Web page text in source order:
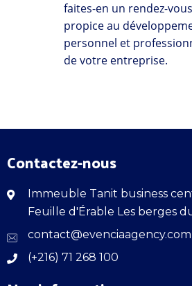
faites-en un rendez-
propice au
personnel et
de votre entreprise.
Contactez-nous
Immeuble Tanit business
Feuille d'Érable Les berges
contact@evenciaagency.com
(+216) 71 268 100